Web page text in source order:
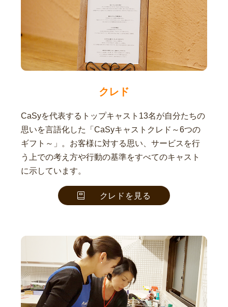
クレド
CaSyを代表するトップキャスト13名が自分たちの
思いを言語化した「CaSyキャストクレド～6つの
ギフト～」。お客様に対する思い、サービスを行
う上での考え方や行動の基準をすべてのキャスト
に示しています。
クレドを見る